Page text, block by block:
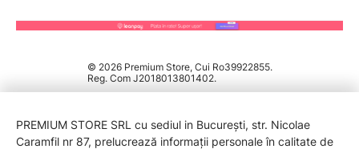
© 2026 Premium Store, Cui Ro39922855.
Reg. Com J2018013801402.
PREMIUM STORE SRL cu sediul in București, str. Nicolae
Caramfil nr 87, prelucrează informații personale în calitate de